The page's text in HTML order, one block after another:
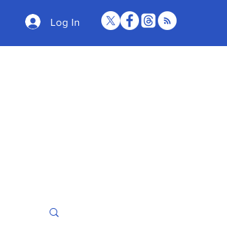
Log In